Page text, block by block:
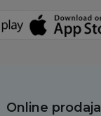
Online prodaja